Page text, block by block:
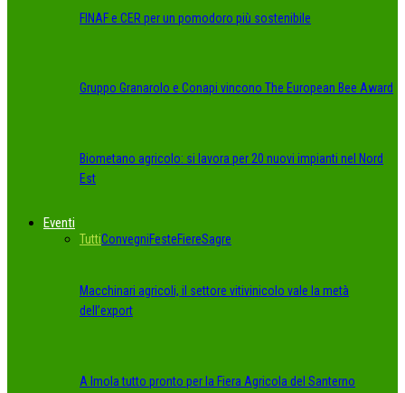
FINAF e CER per un pomodoro più sostenibile
Gruppo Granarolo e Conapi vincono The European Bee Award
Biometano agricolo: si lavora per 20 nuovi impianti nel Nord
Est
Eventi
TuttiConvegniFesteFiereSagre
Macchinari agricoli, il settore vitivinicolo vale la metà
dell’export
A Imola tutto pronto per la Fiera Agricola del Santerno